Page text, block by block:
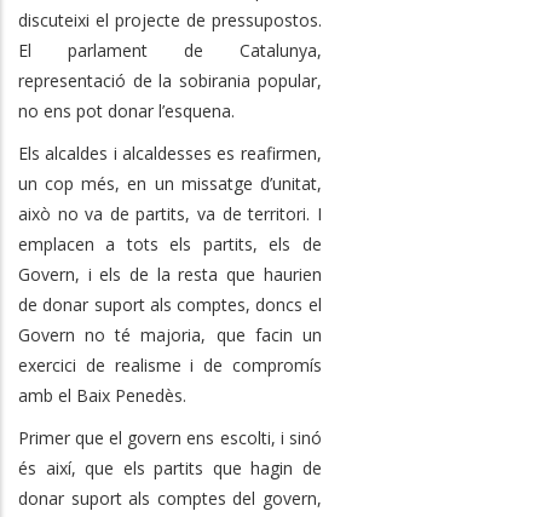
discuteixi el projecte de pressupostos.
El parlament de Catalunya,
representació de la sobirania popular,
no ens pot donar l’esquena.
Els alcaldes i alcaldesses es reafirmen,
un cop més, en un missatge d’unitat,
això no va de partits, va de territori. I
emplacen a tots els partits, els de
Govern, i els de la resta que haurien
de donar suport als comptes, doncs el
Govern no té majoria, que facin un
exercici de realisme i de compromís
amb el Baix Penedès.
Primer que el govern ens escolti, i sinó
és així, que els partits que hagin de
donar suport als comptes del govern,